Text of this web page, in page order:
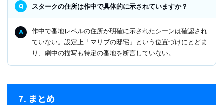
スタークの住所は作中で具体的に示されていますか？
作中で番地レベルの住所が明確に示されたシーンは確認され
ていない。設定上「マリブの邸宅」という位置づけにとどま
り、劇中の描写も特定の番地を断言していない。
7. まとめ